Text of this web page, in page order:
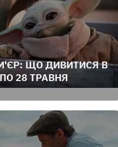
ЩО ДИВИТИСЯ В
28 ТРАВНЯ